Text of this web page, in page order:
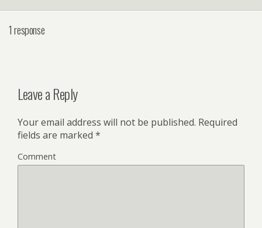
1 response
Leave a Reply
Your email address will not be published. Required
fields are marked *
Comment